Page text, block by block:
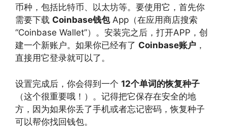
币种，包括比特币、以太坊等。要使用它，首先你
需要下载 Coinbase钱包App（在应用商店搜索
“Coinbase Wallet”）。安装完之后，打开APP，创
建一个新账户。如果你已经有了 Coinbase账户 ，
直接用它登录就可以了。
设置完成后，你会得到一个 12个单词的恢复种子
（这个很重要哦！）。记得把它保存在安全的地
方，因为如果你丢了手机或者忘记密码，恢复种子
可以帮你找回钱包。